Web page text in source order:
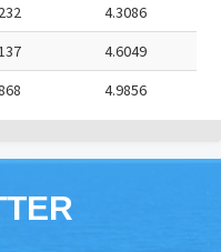
4.3086
4.6049
4.9856